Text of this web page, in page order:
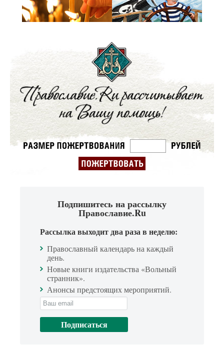
Подпишитесь на рассылку
Православие.Ru
Рассылка выходит два раза в неделю:
Православный календарь на каждый
день.
Новые книги издательства «Вольный
странник».
Анонсы предстоящих мероприятий.